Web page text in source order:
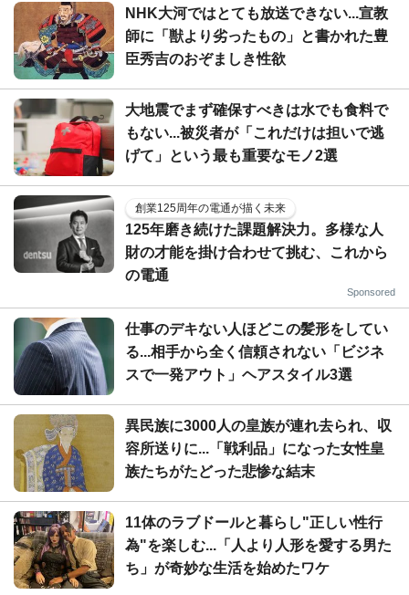
NHK大河ではとても放送できない...宣教
師に「獣より劣ったもの」と書かれた豊
臣秀吉のおぞましき性欲
大地震でまず確保すべきは水でも食料で
もない...被災者が「これだけは担いで逃
げて」という最も重要なモノ2選
創業125周年の電通が描く未来
125年磨き続けた課題解決力。多様な人
財の才能を掛け合わせて挑む、これから
の電通
Sponsored
仕事のデキない人ほどこの髪形をしてい
る...相手から全く信頼されない「ビジネ
スで一発アウト」ヘアスタイル3選
異民族に3000人の皇族が連れ去られ、収
容所送りに...「戦利品」になった女性皇
族たちがたどった悲惨な結末
11体のラブドールと暮らし"正しい性行
為"を楽しむ...「人より人形を愛する男た
ち」が奇妙な生活を始めたワケ